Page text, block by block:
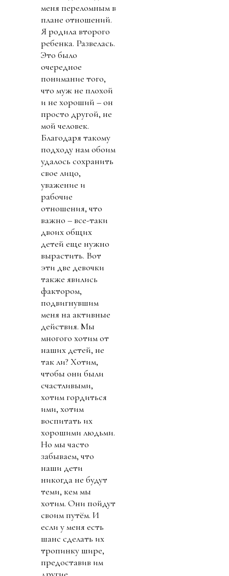
меня переломным в
плане отношений.
Я родила второго
ребенка. Развелась.
Это было
очередное
понимание того,
что муж не плохой
и не хороший – он
просто другой, не
мой человек.
Благодаря такому
подходу нам обоим
удалось сохранить
свое лицо,
уважение и
рабочие
отношения, что
важно – все-таки
двоих общих
детей еще нужно
вырастить. Вот
эти две девочки
также явились
фактором,
подвигнувшим
меня на активные
действия. Мы
многого хотим от
наших детей, не
так ли? Хотим,
чтобы они были
счастливыми,
хотим гордиться
ими, хотим
воспитать их
хорошими людьми.
Но мы часто
забываем, что
наши дети
никогда не будут
теми, кем мы
хотим. Они пойдут
своим путём. И
если у меня есть
шанс сделать их
тропинку шире,
предоставив им